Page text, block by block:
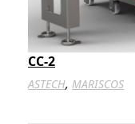
CC-2
ASTECH, MARISCOS